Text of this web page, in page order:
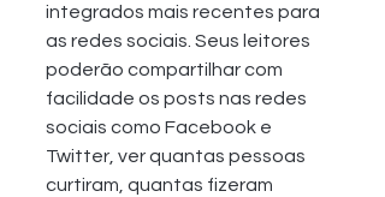
integrados mais recentes para
as redes sociais. Seus leitores
poderão compartilhar com
facilidade os posts nas redes
sociais como Facebook e
Twitter, ver quantas pessoas
curtiram, quantas fizeram